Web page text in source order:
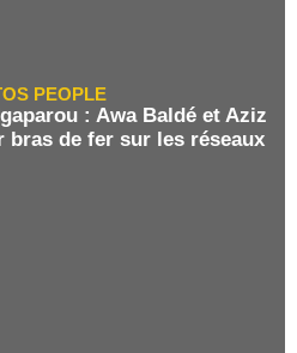
PEOPLE
: Awa Baldé et Aziz
bras de fer sur les réseaux